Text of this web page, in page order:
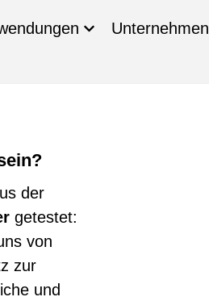
Unternehmen
der
getestet:
von
zur
und